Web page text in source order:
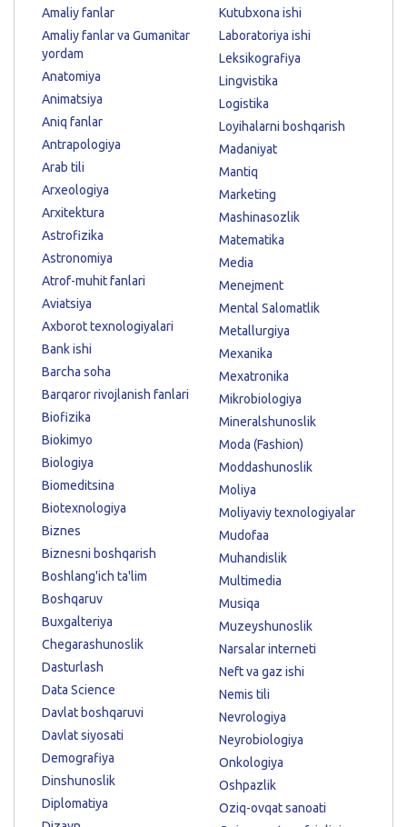
Amaliy fanlar
Amaliy fanlar va Gumanitar
yordam
Anatomiya
Animatsiya
Aniq fanlar
Antrapologiya
Arab tili
Arxeologiya
Arxitektura
Astrofizika
Astronomiya
Atrof-muhit fanlari
Aviatsiya
Axborot texnologiyalari
Bank ishi
Barcha soha
Barqaror rivojlanish fanlari
Biofizika
Biokimyo
Biologiya
Biomeditsina
Biotexnologiya
Biznes
Biznesni boshqarish
Boshlang'ich ta'lim
Boshqaruv
Buxgalteriya
Chegarashunoslik
Dasturlash
Data Science
Davlat boshqaruvi
Davlat siyosati
Demografiya
Dinshunoslik
Diplomatiya
Kutubxona ishi
Laboratoriya ishi
Leksikografiya
Lingvistika
Logistika
Loyihalarni boshqarish
Madaniyat
Mantiq
Marketing
Mashinasozlik
Matematika
Media
Menejment
Mental Salomatlik
Metallurgiya
Mexanika
Mexatronika
Mikrobiologiya
Mineralshunoslik
Moda (Fashion)
Moddashunoslik
Moliya
Moliyaviy texnologiyalar
Mudofaa
Muhandislik
Multimedia
Musiqa
Muzeyshunoslik
Narsalar interneti
Neft va gaz ishi
Nemis tili
Nevrologiya
Neyrobiologiya
Onkologiya
Oshpazlik
Oziq-ovqat sanoati